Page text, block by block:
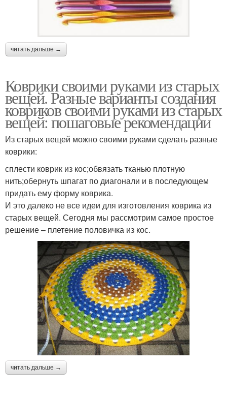
читать дальше →
Коврики своими руками из старых
вещей. Разные варианты создания
ковриков своими руками из старых
вещей: пошаговые рекомендации
Из старых вещей можно своими руками сделать разные
коврики:
сплести коврик из кос;обвязать тканью плотную
нить;обернуть шпагат по диагонали и в последующем
придать ему форму коврика.
И это далеко не все идеи для изготовления коврика из
старых вещей. Сегодня мы рассмотрим самое простое
решение – плетение половичка из кос.
читать дальше →